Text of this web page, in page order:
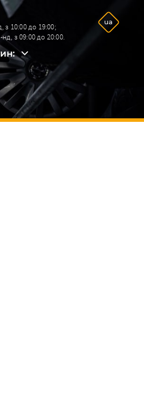
10:00 до 19:00;
з 09:00 до 20:00.
ua
26-09.
92-42.